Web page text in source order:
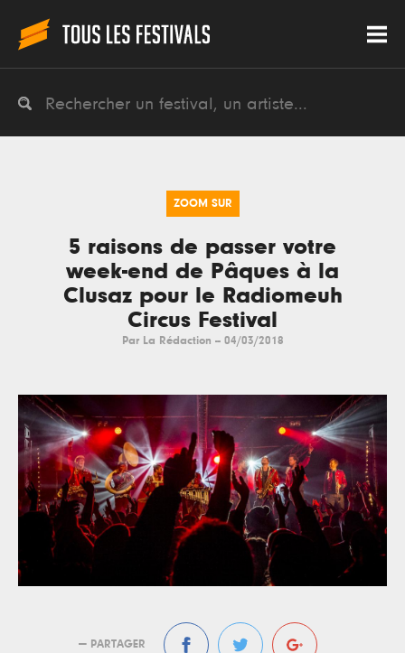
ZOOM SUR
5 raisons de passer votre
week-end de Pâques à la
Clusaz pour le Radiomeuh
Circus Festival
Par La Rédaction -- 04/03/2018
— PARTAGER